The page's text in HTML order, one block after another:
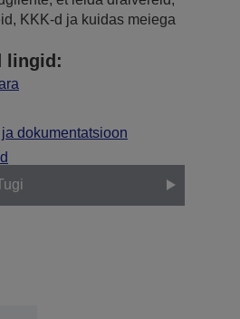
KKK-d ja kuidas meiega
lingid:
dokumentatsioon